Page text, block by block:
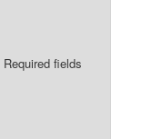
Required fields